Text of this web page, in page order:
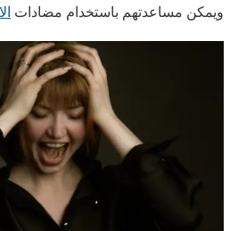
ويمكن مساعدتهم باستخدام مضادات